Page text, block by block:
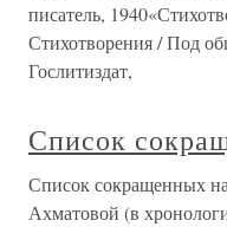
писатель,
Стихотворения / Под
Гослитиздат,
Список
Список сокращенных
Ахматовой (в